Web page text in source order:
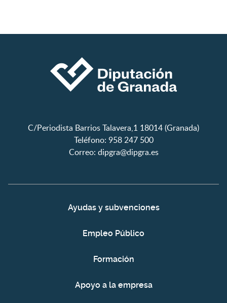
C/Periodista Barrios Talavera,1 18014 (Granada)
Teléfono: 958 247 500
Correo: dipgra@dipgra.es
Ayudas y subvenciones
Empleo Público
Formación
Apoyo a la empresa